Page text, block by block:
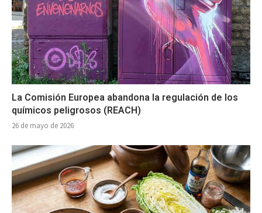
La Comisión Europea abandona la regulación de los
químicos peligrosos (REACH)
26 de mayo de 2026